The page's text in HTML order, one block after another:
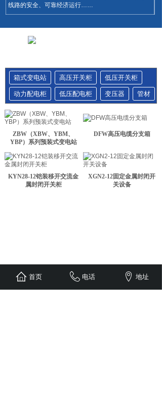
线路的安全、可靠经济运行……
箱式变电站 高压开关柜 低压开关柜
动力配电柜 低压配电柜 变压器 管材
ZBW（XBW、YBM、
YBP）系列预装式变电站
DFW高压电缆分支箱
KYN28-12铠装移开交流金
属封闭开关柜
XGN2-12固定金属封闭开
关设备
首页 电话 地址